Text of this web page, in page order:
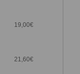
19,00€
21,60€